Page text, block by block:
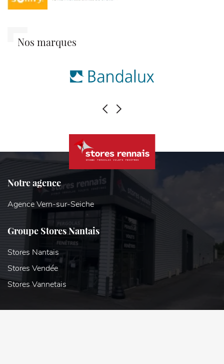
Nos marques
PRÉCÉDENT
SUIVANT
Notre agence
Agence Vern-sur-Seiche
Groupe Stores Nantais
Stores Nantais
Stores Vendée
Stores Vannetais